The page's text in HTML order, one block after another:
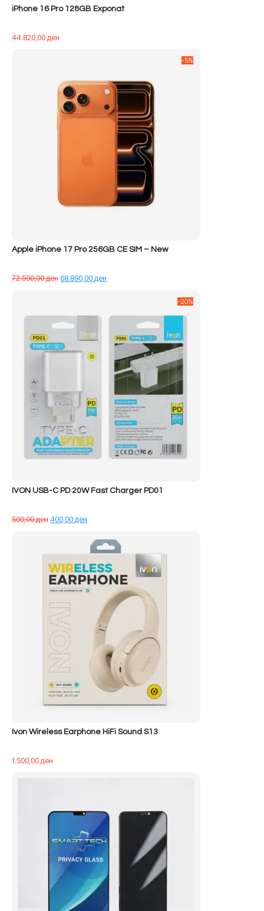
iPhone 16 Pro 128GB Exponat
44.820,00ден
Apple iPhone 17 Pro 256GB CE SIM – New
72.590,00денÇmimi
68.890,00ден
68.890,00 ден.
-5%
IVON USB-C PD 20W Fast Charger PD01
500,00денÇmimi
400,00ден
tanishëm
është:
400,00 ден.
-20%
Ivon Wireless Earphone HiFi Sound S13
1.500,00ден